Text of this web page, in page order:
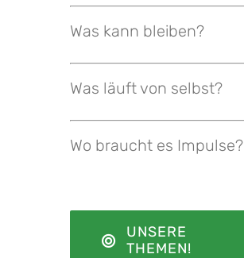
Was kann bleiben?
Was läuft von selbst?
Wo braucht es Impulse?
UNSERE
THEMEN!